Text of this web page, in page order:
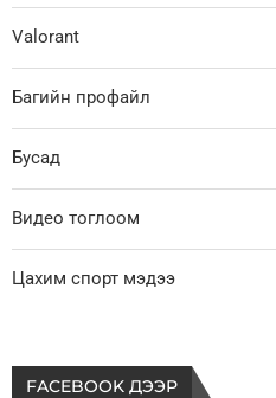
Valorant
Багийн профайл
Бусад
Видео тоглоом
Цахим спорт мэдээ
FACEBOOK ДЭЭР